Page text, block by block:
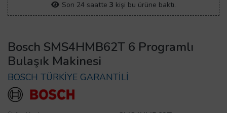
Son 24 saatte 3 kişi bu ürüne baktı.
Bosch SMS4HMB62T 6 Programlı
Bulaşık Makinesi
BOSCH TÜRKİYE GARANTİLİ